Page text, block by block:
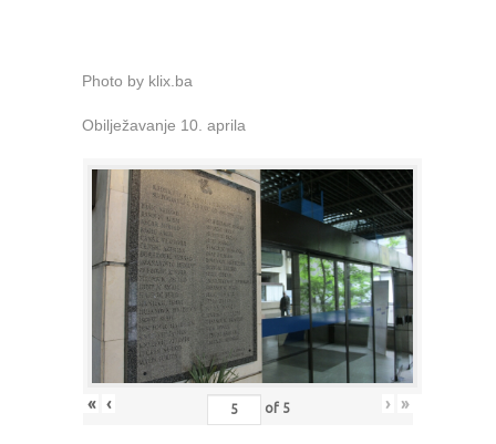
Photo by klix.ba
Obilježavanje 10. aprila
« ‹ of 5 › »